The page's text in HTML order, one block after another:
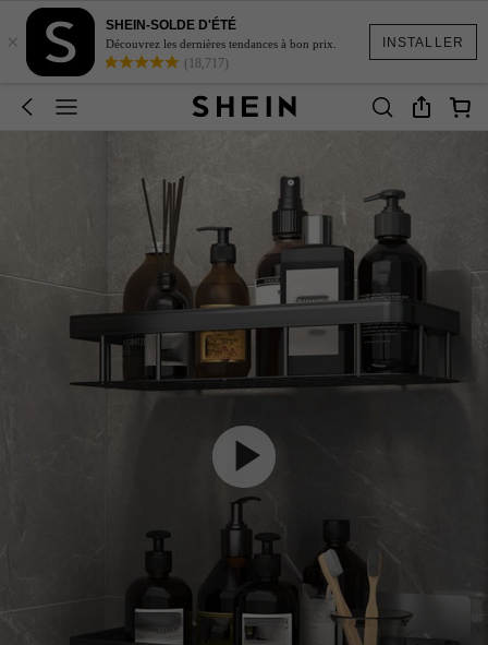
INSTALLER
×
SHEIN-SOLDE D'ÉTÉ
Découvrez les dernières tendances à bon prix.
(18,717)